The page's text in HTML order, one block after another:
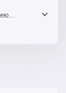
Кейси